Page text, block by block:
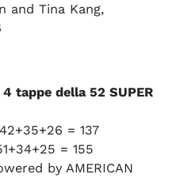
and Tina Kang,
tappe della 52 SUPER
= 137
= 155
by AMERICAN